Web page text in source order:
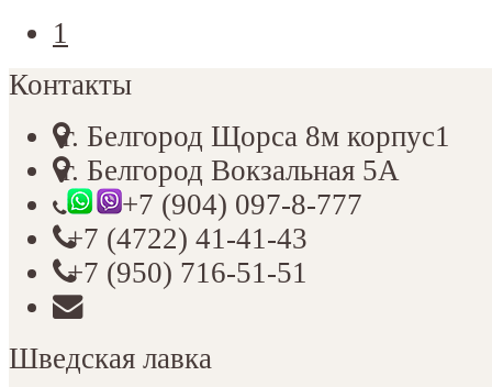
1
Контакты
г. Белгород Щорса 8м корпус1
г. Белгород Вокзальная 5А
+7 (904) 097-8-777
+7 (4722) 41-41-43
+7 (950) 716-51-51
Шведская лавка